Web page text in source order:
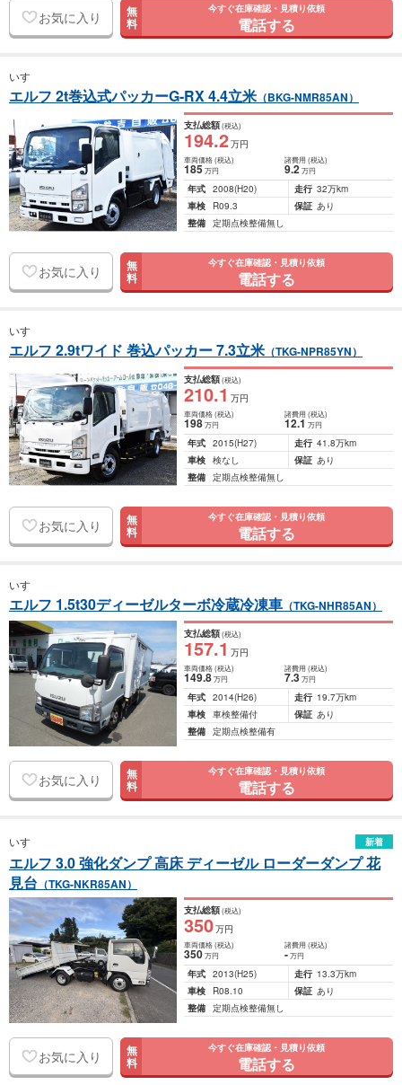
お気に入り 無
料
今すぐ在庫確認・見積り依頼
電話する
いすゞ
エルフ 2t巻込式パッカーG-RX 4.4立米 （BKG-NMR85AN）
支払総額(税込)
194.2万円
車両価格(税込)
185万円
諸費用 (税込)
9.2 万円
年式 2008(H20) 走行 32万km
車検
R09.3 保証 あり
整備 定期点検整備無し
お気に入り 無
料
今すぐ在庫確認・見積り依頼
電話する
いすゞ
エルフ 2.9tワイド 巻込パッカー 7.3立米 （TKG-NPR85YN）
支払総額(税込)
210.1 万円
車両価格(税込)
198万円
諸費用 (税込)
12.1 万円
年式 2015(H27) 走行 41.8万km
車検 検なし 保証 あり
整備 定期点検整備無し
お気に入り 無
料
今すぐ在庫確認・見積り依頼
電話する
いすゞ
エルフ 1.5t30ディーゼルターボ冷蔵冷凍車 （TKG-NHR85AN）
支払総額(税込)
157.1 万円
車両価格(税込)
149.8万円
諸費用 (税込)
7.3 万円
年式 2014(H26) 走行 19.7万km
車検 車検整備付 保証 あり
整備 定期点検整備有
お気に入り 無
料
今すぐ在庫確認・見積り依頼
電話する
いすゞ 新着
エルフ 3.0 強化ダンプ 高床 ディーゼル ローダーダンプ 花
見台 （TKG-NKR85AN）
支払総額(税込)
350万円
車両価格(税込)
350万円
諸費用 (税込)
- 万円
年式 2013(H25) 走行 13.3万km
車検
R08.10 保証 あり
整備 定期点検整備無し
お気に入り 無
料
今すぐ在庫確認・見積り依頼
電話する